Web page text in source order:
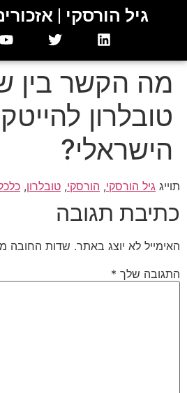
גיל הורסקי |
מה הקשר בין
טובלרון להייטק
הישראלי?
תוייג גיל הורסקי, הורסקי, טובלרון,
כתיבת תגובה
האימייל לא יוצג באתר. שדות החובה
התגובה שלך *